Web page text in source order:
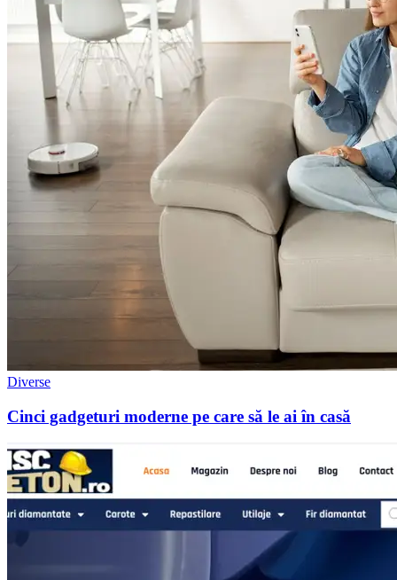
Diverse
Cinci gadgeturi moderne pe care să le ai în casă